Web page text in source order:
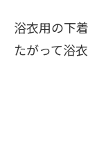
浴衣用の下
たがって浴